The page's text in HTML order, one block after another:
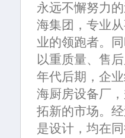
永远不懈努力
海集团，专业
业的领跑者。
以重质量、售
年代后期，企
海厨房设备厂
拓新的市场。
是设计，均在